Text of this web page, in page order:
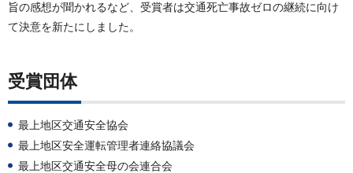
旨の感想が聞かれるなど、受賞者は交通死亡事故ゼロの継続に向け
て決意を新たにしました。
受賞団体
最上地区交通安全協会
最上地区安全運転管理者連絡協議会
最上地区交通安全母の会連合会